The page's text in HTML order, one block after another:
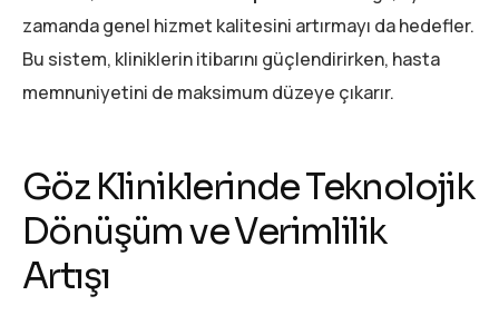
zamanda genel hizmet kalitesini artırmayı da hedefler.
Bu sistem, kliniklerin itibarını güçlendirirken, hasta
memnuniyetini de maksimum düzeye çıkarır.
Göz Kliniklerinde Teknolojik
Dönüşüm ve Verimlilik
Artışı